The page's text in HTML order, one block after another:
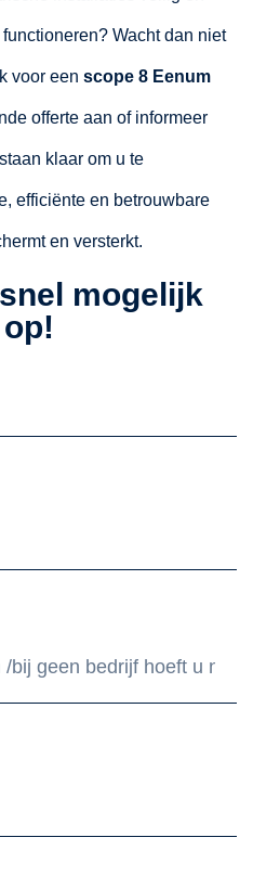
Wacht dan niet
voor een scope 8 Eenum
offerte aan of informeer
klaar om u te
efficiënte en betrouwbare
en versterkt.
mogelijk